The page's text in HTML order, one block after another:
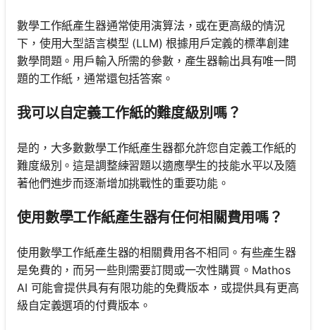
數學工作紙產生器通常使用演算法，或在更高級的情況
下，使用大型語言模型 (LLM) 根據用戶定義的標準創建
數學問題。用戶輸入所需的參數，產生器輸出具有唯一問
題的工作紙，通常還包括答案。
我可以自定義工作紙的難度級別嗎？
是的，大多數數學工作紙產生器都允許您自定義工作紙的
難度級別。這是調整練習題以適應學生的技能水平以及隨
著他們進步而逐漸增加挑戰性的重要功能。
使用數學工作紙產生器有任何相關費用嗎？
使用數學工作紙產生器的相關費用各不相同。有些產生器
是免費的，而另一些則需要訂閱或一次性購買。Mathos
AI 可能會提供具有有限功能的免費版本，或提供具有更高
級自定義選項的付費版本。